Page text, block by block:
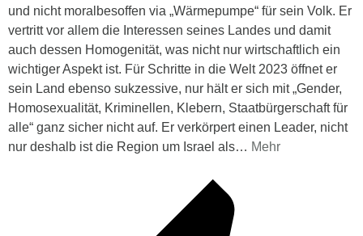
und nicht moralbesoffen via „Wärmepumpe“ für sein Volk. Er
vertritt vor allem die Interessen seines Landes und damit
auch dessen Homogenität, was nicht nur wirtschaftlich ein
wichtiger Aspekt ist. Für Schritte in die Welt 2023 öffnet er
sein Land ebenso sukzessive, nur hält er sich mit „Gender,
Homosexualität, Kriminellen, Klebern, Staatbürgerschaft für
alle“ ganz sicher nicht auf. Er verkörpert einen Leader, nicht
nur deshalb ist die Region um Israel als… Mehr